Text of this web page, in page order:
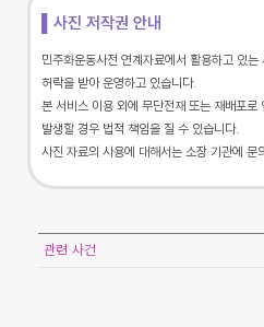
▌사진 저작권 안내
민주화운동사전 연계자료에서 활용하고 있
허락을 받아 운영하고 있습니다.
본 서비스 이용 외에 무단전재 또는 재배포로
발생할 경우 법적 책임을 질 수 있습니다.
사진 자료의 사용에 대해서는 소장 기관에 문
관련 사건